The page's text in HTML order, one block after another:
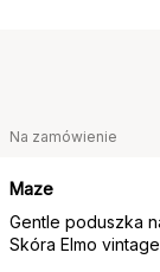
Na zamówienie
Maze
Gentle poduszka
Skóra Elmo